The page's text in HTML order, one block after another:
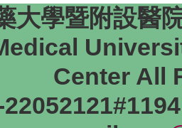
大學暨附設醫
Center All